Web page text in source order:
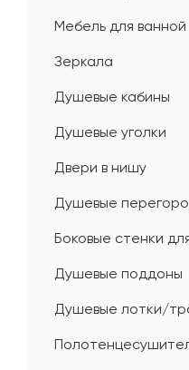
Мебель для ванной
Зеркала
Душевые кабины
Душевые уголки
Двери в нишу
Душевые
Боковые стенки
Душевые поддоны
Душевые лотки/